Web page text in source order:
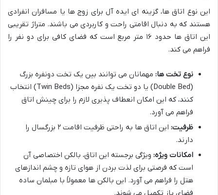
این نوع اتاق ها، گزینه ای ایده آل برای زوج ها یا مسافران انفرادی
هستند که به دنبال اقامتی راحت و کاربردی می باشند. متراژ تقریبی
این اتاق ها حدود ۱۶ متر مربع است که فضای کافی برای دو نفر را
فراهم می کند.
نوع تخت ها: مهمانان می توانند بین یک تخت دونفره بزرگ
(Double Bed) یا دو تخت یک نفره مجزا (Twin Beds) انتخاب
کنند، که این امکان انعطاف پذیری لازم را برای چینش اتاق
فراهم می آورد.
ظرفیت:
این اتاق ها به راحتی ظرفیت اقامت ۲ بزرگسال را
دارند.
امکانات ویژه: ویژگی برجسته این اتاق، بالکن اختصاصی آن
است که فرصتی برای لذت بردن از هوای تازه و چشم اندازهای
هتل را فراهم می آورد. این بالکن ها معمولاً با مبلمان ساده
فضای باز تکمیل می شوند.